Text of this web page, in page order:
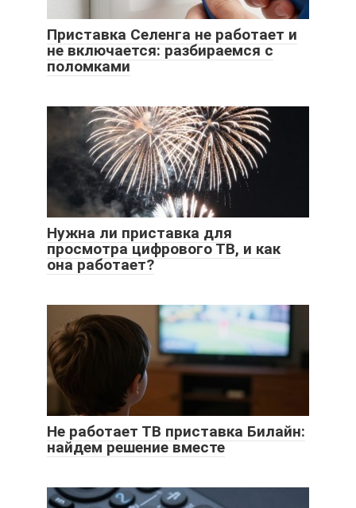
Приставка Селенга не работает и
не включается: разбираемся с
поломками
Нужна ли приставка для
просмотра цифрового ТВ, и как
она работает?
Не работает ТВ приставка Билайн:
найдем решение вместе